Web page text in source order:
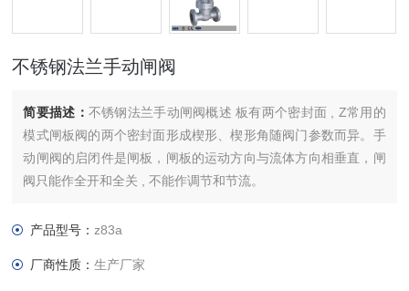
不锈钢法兰手动闸阀
简要描述： 不锈钢法兰手动闸阀概述 板有两个密封面 , Z常用的
模式闸板阀的两个密封面形成楔形、楔形角随阀门参数而异。手
动闸阀的启闭件是闸板，闸板的运动方向与流体方向相垂直，闸
阀只能作全开和全关 , 不能作调节和节流。
产品型号： z83a
厂商性质：生产厂家